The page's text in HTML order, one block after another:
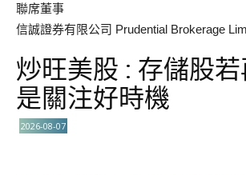
聯席董事
信誠證券有限公司 Prudential Brokerage
炒旺美股 : 存儲股
是關注好時機
2026-08-07